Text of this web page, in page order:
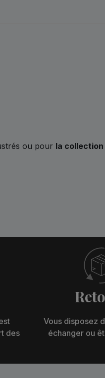
ou pour la collection
des
Vous disposez
échanger ou